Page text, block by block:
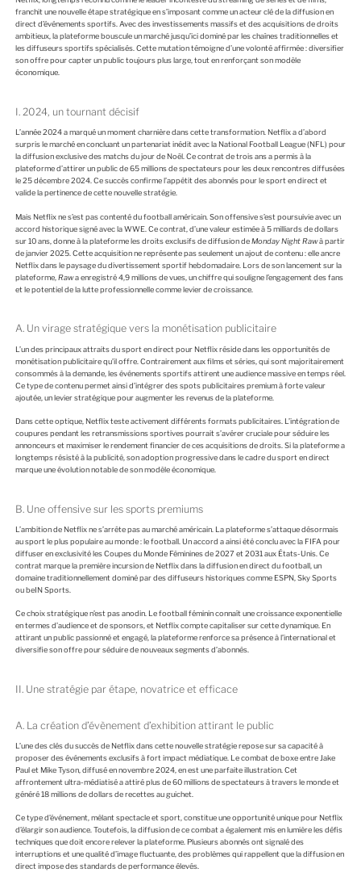
E
franchit une nouvelle étape stratégique en s’imposant comme un acteur clé de la diffusion en
direct d’événements sportifs. Avec des investissements massifs et des acquisitions de droits
ambitieux, la plateforme bouscule un marché jusqu’ici dominé par les chaînes traditionnelles et
les diffuseurs sportifs spécialisés. Cette mutation témoigne d’une volonté affirmée : diversifier
son offre pour capter un public toujours plus large, tout en renforçant son modèle
économique.
I. 2024, un tournant décisif
L’année 2024 a marqué un moment charnière dans cette transformation. Netflix a d’abord
surpris le marché en concluant un partenariat inédit avec la National Football League (NFL) pour
la diffusion exclusive des matchs du jour de Noël. Ce contrat de trois ans a permis à la
plateforme d’attirer un public de 65 millions de spectateurs pour les deux rencontres diffusées
le 25 décembre 2024. Ce succès confirme l’appétit des abonnés pour le sport en direct et
valide la pertinence de cette nouvelle stratégie.
Mais Netflix ne s’est pas contenté du football américain. Son offensive s’est poursuivie avec un
accord historique signé avec la WWE. Ce contrat, d’une valeur estimée à 5 milliards de dollars
sur 10 ans, donne à la plateforme les droits exclusifs de diffusion deMonday Night Rawà partir
de janvier 2025. Cette acquisition ne représente pas seulement un ajout de contenu : elle ancre
Netflix dans le paysage du divertissement sportif hebdomadaire. Lors de son lancement sur la
plateforme, Rawa enregistré 4,9 millions de vues, un chiffre qui souligne l’engagement des fans
et le potentiel de la lutte professionnelle comme levier de croissance.
A. Un virage stratégique vers la monétisation publicitaire
L’un des principaux attraits du sport en direct pour Netflix réside dans les opportunités de
monétisation publicitaire qu’il offre. Contrairement aux films et séries, qui sont majoritairement
consommés à la demande, les événements sportifs attirent une audience massive en temps réel.
Ce type de contenu permet ainsi d’intégrer des spots publicitaires premium à forte valeur
ajoutée, un levier stratégique pour augmenter les revenus de la plateforme.
Dans cette optique, Netflix teste activement différents formats publicitaires. L’intégration de
coupures pendant les retransmissions sportives pourrait s’avérer cruciale pour séduire les
annonceurs et maximiser le rendement financier de ces acquisitions de droits. Si la plateforme a
longtemps résisté à la publicité, son adoption progressive dans le cadre du sport en direct
marque une évolution notable de son modèle économique.
B. Une offensive sur les sports premiums
L’ambition de Netflix ne s’arrête pas au marché américain. La plateforme s’attaque désormais
au sport le plus populaire au monde : le football. Un accord a ainsi été conclu avec la FIFA pour
diffuser en exclusivité les Coupes du Monde Féminines de 2027 et 2031 aux États-Unis. Ce
contrat marque la première incursion de Netflix dans la diffusion en direct du football, un
domaine traditionnellement dominé par des diffuseurs historiques comme ESPN, Sky Sports
ou beIN Sports.
Ce choix stratégique n’est pas anodin. Le football féminin connaît une croissance exponentielle
en termes d’audience et de sponsors, et Netflix compte capitaliser sur cette dynamique. En
attirant un public passionné et engagé, la plateforme renforce sa présence à l’international et
diversifie son offre pour séduire de nouveaux segments d’abonnés.
II. Une stratégie par étape, novatrice et efficace
A. La création d’évènement d’exhibition attirant le public
L’une des clés du succès de Netflix dans cette nouvelle stratégie repose sur sa capacité à
proposer des événements exclusifs à fort impact médiatique. Le combat de boxe entre Jake
Paul et Mike Tyson, diffusé en novembre 2024, en est une parfaite illustration. Cet
affrontement ultra-médiatisé a attiré plus de 60 millions de spectateurs à travers le monde et
généré 18 millions de dollars de recettes au guichet.
Ce type d’événement, mêlant spectacle et sport, constitue une opportunité unique pour Netflix
d’élargir son audience. Toutefois, la diffusion de ce combat a également mis en lumière les défis
techniques que doit encore relever la plateforme. Plusieurs abonnés ont signalé des
interruptions et une qualité d’image fluctuante, des problèmes qui rappellent que la diffusion en
direct impose des standards de performance élevés.